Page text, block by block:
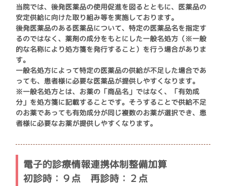
当院では、後発医薬品の使用促進を図るとともに、医薬品の
安定供給に向けた取り組み等を実施しております。
後発医薬品のある医薬品について、特定の医薬品名を指定す
るのではなく、薬剤の成分をもとにした一般名処方（※一般
的な名称により処方箋を発行すること）を行う場合がありま
す。
一般名処方によって特定の医薬品の供給が不足した場合であ
っても、患者様に必要な医薬品が提供しやすくなります。
※一般名処方とは、お薬の「商品名」ではなく、「有効成
分」を処方箋に記載することです。そうすることで供給不足
のお薬であっても有効成分が同じ複数のお薬が選択でき、患
者様に必要なお薬が提供しやすくなります。
電子的診療情報連携体制整備加算
初診時：９点 再診時：２点